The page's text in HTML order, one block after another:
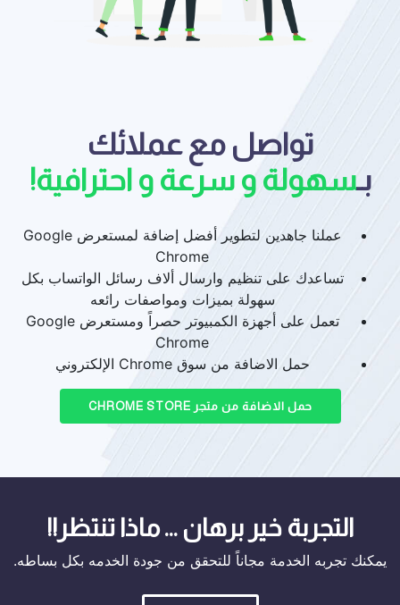
تواصل مع عملائك
بـسهولة و سرعة و احترافية!
عملنا جاهدين لتطوير أفضل إضافة لمستعرض ‏Google
Chrome
تساعدك على تنظيم وارسال ألاف رسائل الواتساب بكل
سهولة بميزات ومواصفات رائعه
تعمل على أجهزة الكمبيوتر حصراً ومستعرض Google
Chrome
حمل الاضافة من ‏سوق Chrome الإلكتروني
حمل الاضافة من متجر CHROME STORE
التجربة خير برهان ... ماذا تنتظر!!
يمكنك تجربه الخدمة مجاناً للتحقق من جودة الخدمه بكل بساطه.